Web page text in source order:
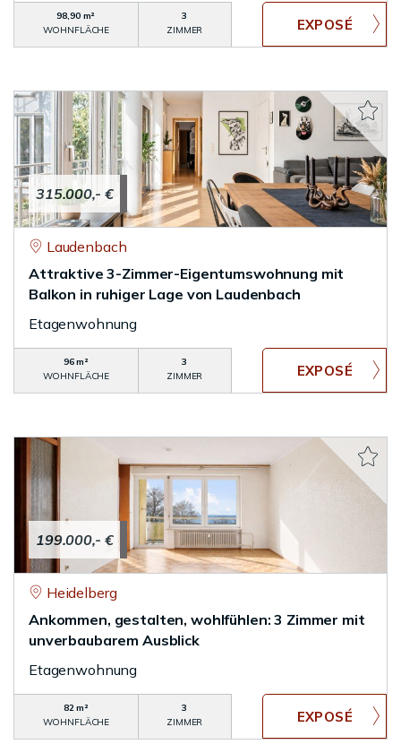
98,90 m²
WOHNFLÄCHE
3
ZIMMER
315.000,- €
Laudenbach
Attraktive 3-Zimmer-Eigentumswohnung mit
Balkon in ruhiger Lage von Laudenbach
Etagenwohnung
96 m²
WOHNFLÄCHE
3
ZIMMER
199.000,- €
Heidelberg
Ankommen, gestalten, wohlfühlen: 3 Zimmer mit
unverbaubarem Ausblick
Etagenwohnung
82 m²
WOHNFLÄCHE
3
ZIMMER